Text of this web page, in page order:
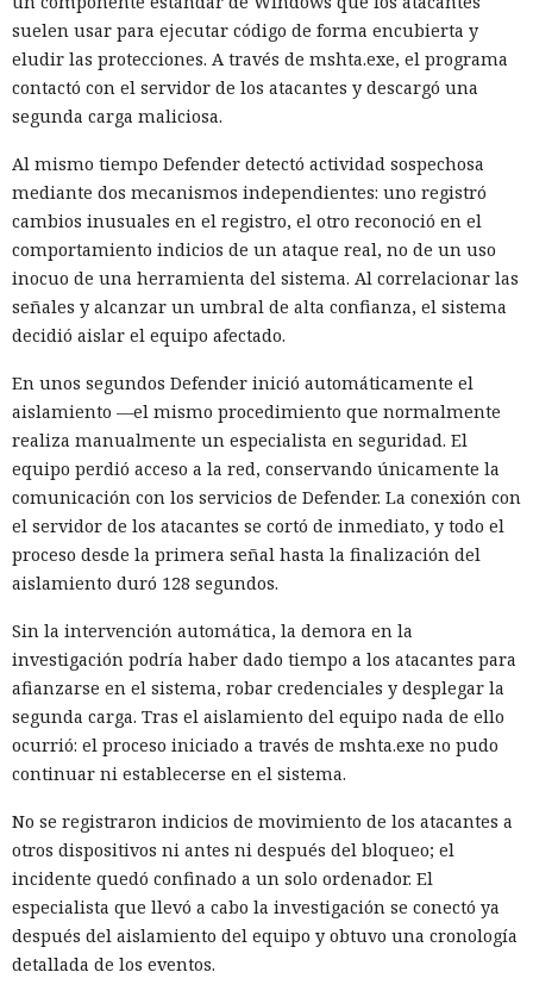
suelen usar para ejecutar código de forma encubierta y
eludir las protecciones. A través de mshta.exe, el programa
contactó con el servidor de los atacantes y descargó una
segunda carga maliciosa.
Al mismo tiempo Defender detectó actividad sospechosa
mediante dos mecanismos independientes: uno registró
cambios inusuales en el registro, el otro reconoció en el
comportamiento indicios de un ataque real, no de un uso
inocuo de una herramienta del sistema. Al correlacionar las
señales y alcanzar un umbral de alta confianza, el sistema
decidió aislar el equipo afectado.
En unos segundos Defender inició automáticamente el
aislamiento —el mismo procedimiento que normalmente
realiza manualmente un especialista en seguridad. El
equipo perdió acceso a la red, conservando únicamente la
comunicación con los servicios de Defender. La conexión con
el servidor de los atacantes se cortó de inmediato, y todo el
proceso desde la primera señal hasta la finalización del
aislamiento duró 128 segundos.
Sin la intervención automática, la demora en la
investigación podría haber dado tiempo a los atacantes para
afianzarse en el sistema, robar credenciales y desplegar la
segunda carga. Tras el aislamiento del equipo nada de ello
ocurrió: el proceso iniciado a través de mshta.exe no pudo
continuar ni establecerse en el sistema.
No se registraron indicios de movimiento de los atacantes a
otros dispositivos ni antes ni después del bloqueo; el
incidente quedó confinado a un solo ordenador. El
especialista que llevó a cabo la investigación se conectó ya
después del aislamiento del equipo y obtuvo una cronología
detallada de los eventos.